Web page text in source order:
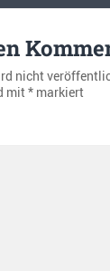
nicht
mit*markiert